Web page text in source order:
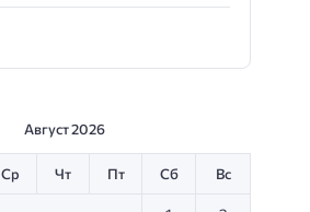
Август 2026
Ср Чт Пт Сб Вс